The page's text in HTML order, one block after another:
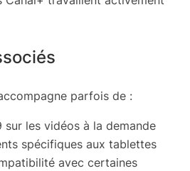
parfois de :
sur les vidéos à la demande
spécifiques aux tablettes
avec certaines